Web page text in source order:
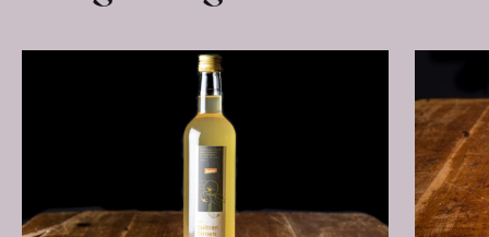
erfahren